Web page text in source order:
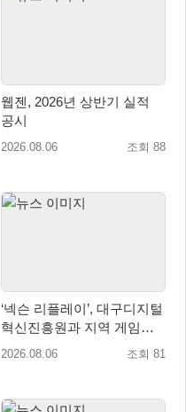
웹젠, 2026년 상반기 실적
공시
2026.08.06 조회 88
‘넥슨 리플레이’, 대구디지털
혁신진흥원과 지역 게임산
업 육성 위한 업무협약 체결
2026.08.06 조회 81